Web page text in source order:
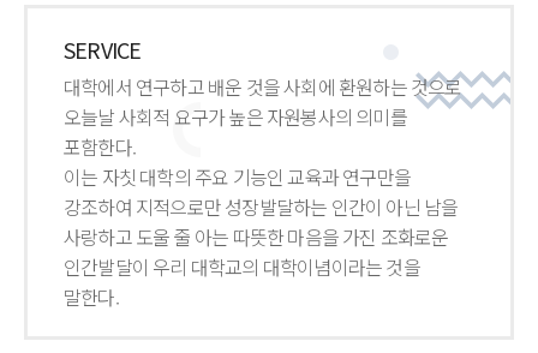
SERVICE
대학에서 연구하고 배운 것을 사회에 환원하는 것으로
오늘날 사회적 요구가 높은 자원봉사의 의미를
포함한다.
이는 자칫 대학의 주요 기능인 교육과 연구만을
강조하여 지적으로만 성장발달하는 인간이 아닌 남을
사랑하고 도울 줄 아는 따뜻한 마음을 가진 조화로운
인간발달이 우리 대학교의 대학이념이라는 것을
말한다.